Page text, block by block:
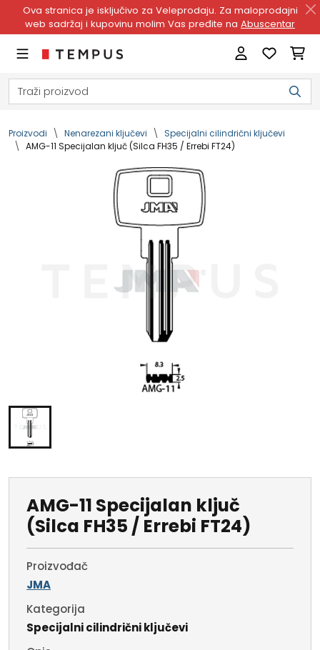
Ova stranica je isključivo za Veleprodaju. Za maloprodajni
web sadržaj i kupovinu molim Vas pređite na Abuscentar
Proizvodi Nenarezani ključevi
Specijalni cilindrični ključevi
AMG-11 Specijalan ključ (Silca FH35 / Errebi FT24)
AMG-11 Specijalan ključ
(Silca FH35 / Errebi FT24)
Proizvođač
JMA
Kategorija
Specijalni cilindrični ključevi